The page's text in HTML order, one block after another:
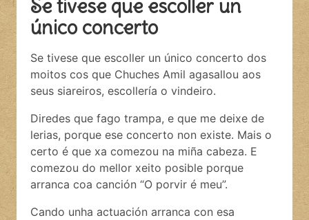
Se tivese que escoller un
único concerto
Se tivese que escoller un único concerto dos
moitos cos que Chuches Amil agasallou aos
seus siareiros, escollería o vindeiro.
Diredes que fago trampa, e que me deixe de
lerias, porque ese concerto non existe. Mais o
certo é que xa comezou na miña cabeza. E
comezou do mellor xeito posible porque
arranca coa canción “O porvir é meu”.
Cando unha actuación arranca con esa